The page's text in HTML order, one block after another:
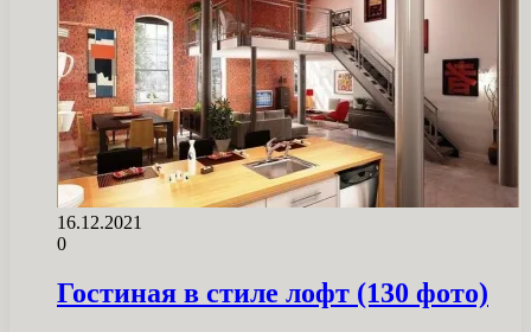
16.12.2021
0
Гостиная в стиле лофт (130 фото)